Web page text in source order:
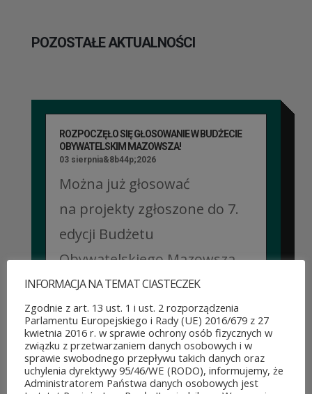
POZOSTAŁE AKTUALNOŚCI
ROZPOCZĘŁO SIĘ GŁOSOWANIE W BUDŻECIE
OBYWATELSKIM MAZOWSZA!
03 sierpnia&8b44p;2026
Można już głosować
na projekty zgłoszone do 7.
edycji Budżetu
Obywatelskiego Mazowsza.
To mieszkańcy zdecydują,
które pomysły dostaną
dofinansowanie z budżetu
samorządu województwa
mazowieckiego. Do rozdania
INFORMACJA NA TEMAT CIASTECZEK
Zgodnie z art. 13 ust. 1 i ust. 2 rozporządzenia
Parlamentu Europejskiego i Rady (UE) 2016/679 z 27
kwietnia 2016 r. w sprawie ochrony osób fizycznych w
związku z przetwarzaniem danych osobowych i w
sprawie swobodnego przepływu takich danych oraz
uchylenia dyrektywy 95/46/WE (RODO), informujemy, że
Administratorem Państwa danych osobowych jest